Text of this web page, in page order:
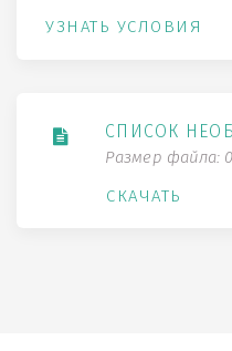
УЗНАТЬ УСЛОВИЯ
СПИСОК
Размер файла:
СКАЧАТЬ